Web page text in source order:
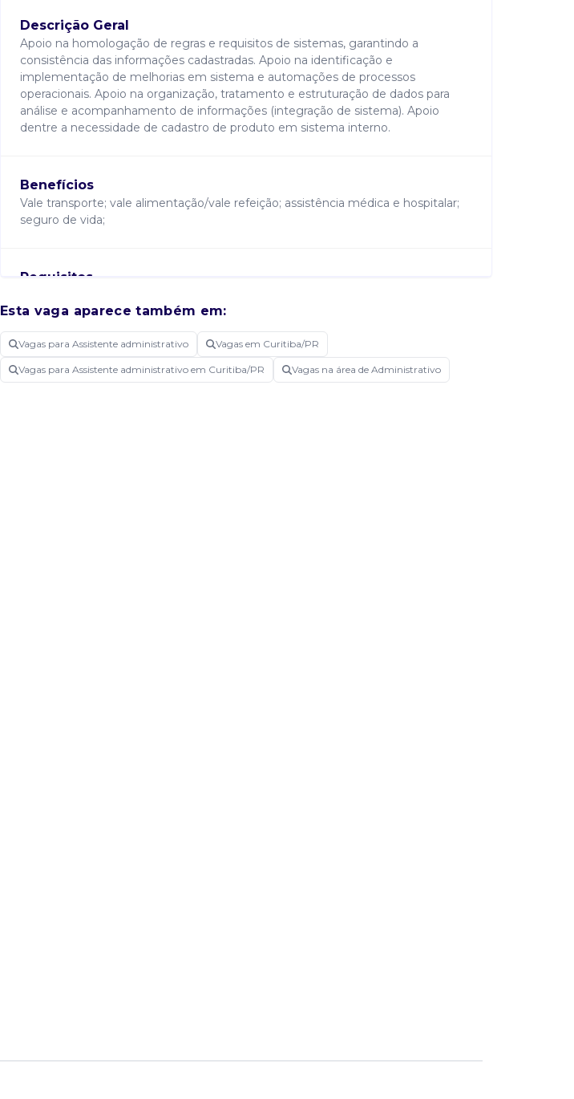
Descrição Geral
Apoio na homologação de regras e requisitos de sistemas, garantindo a
consistência das informações cadastradas. Apoio na identificação e
implementação de melhorias em sistema e automações de processos
operacionais. Apoio na organização, tratamento e estruturação de dados para
análise e acompanhamento de informações (integração de sistema). Apoio
dentre a necessidade de cadastro de produto em sistema interno.
Benefícios
Vale transporte; vale alimentação/vale refeição; assistência médica e hospitalar;
seguro de vida;
Requisitos
operacional ou suporte a processos internos, com atuação em organização e
tratamento de dados, cadastros em sistemas e acompanhamento de
informações operacionais. Será considerado diferencial possuir vivência com:
Apoio em homologação de sistemas, testes de regras de negócio e validação de
requisitos; automação de processos utilizando ferramentas como power
Esta vaga aparece também em:
Vagas para Assistente administrativo Vagas em Curitiba/PR
Vagas para Assistente administrativo em Curitiba/PR Vagas na área de Administrativo